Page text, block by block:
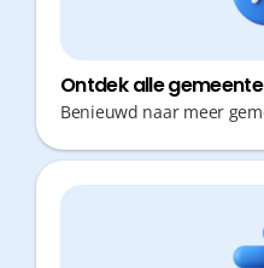
Ontdek alle
Benieuwd naar meer